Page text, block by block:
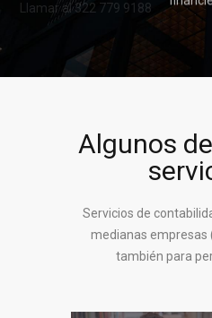
Llamar al 322
Algunos
Servicios de
medianas empresas
también para